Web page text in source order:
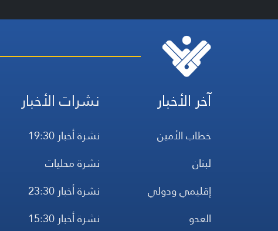
آخر الأخبار
خطاب الأمين
لبنان
إقليمي ودولي
العدو
نشرات الأخبار
نشرة أخبار 19:30
نشرة محليات
نشرة أخبار 23:30
نشرة أخبار 15:30